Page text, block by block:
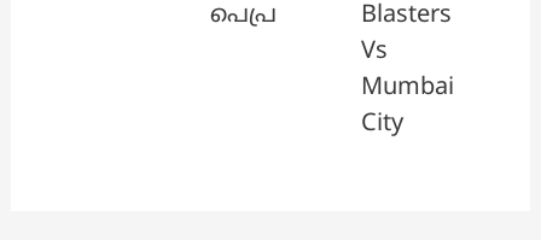
പെപ്ര
Blasters
Vs
Mumbai
City